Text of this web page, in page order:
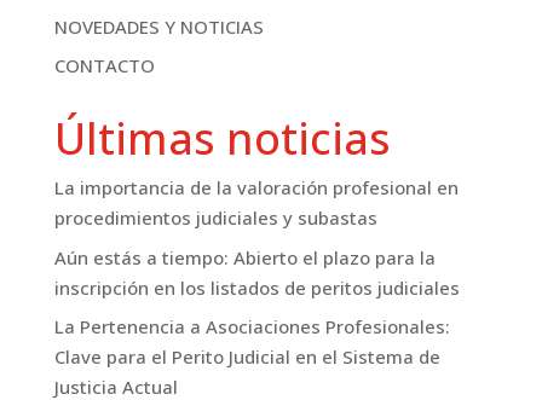
NOVEDADES Y NOTICIAS
CONTACTO
Últimas noticias
La importancia de la valoración profesional en
procedimientos judiciales y subastas
Aún estás a tiempo: Abierto el plazo para la
inscripción en los listados de peritos judiciales
La Pertenencia a Asociaciones Profesionales:
Clave para el Perito Judicial en el Sistema de
Justicia Actual